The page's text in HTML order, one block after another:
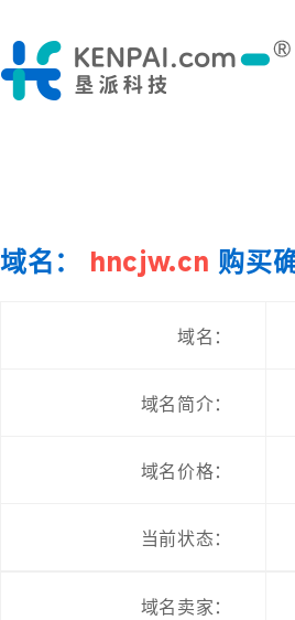
域名： hncjw.cn 购买
域名：
域名简介：
域名价格：
当前状态：
域名卖家：